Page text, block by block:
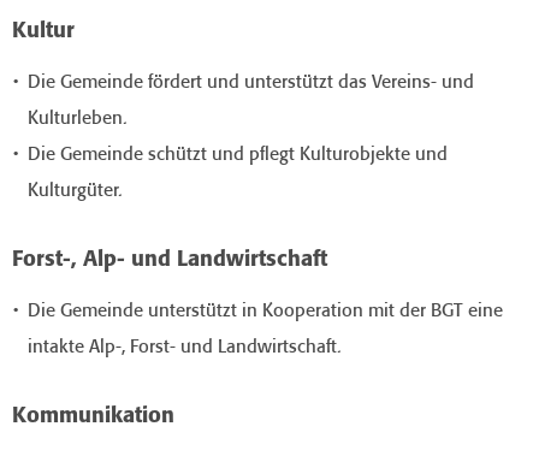
Kultur
Die Gemeinde fördert und unterstützt das Vereins- und
Kulturleben.
Die Gemeinde schützt und pflegt Kulturobjekte und
Kulturgüter.
Forst-, Alp- und Landwirtschaft
Die Gemeinde unterstützt in Kooperation mit der BGT eine
intakte Alp-, Forst- und Landwirtschaft.
Kommunikation